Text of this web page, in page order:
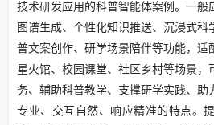
技术研发应用的科普智能体案例。一般
图谱生成、个性化知识推送、沉浸式
普文案创作、研学场景陪伴等功能，适
星火馆、校园课堂、社区乡村等场景，
务、辅助科普教学、支撑研学实践、助
专业、交互自然、响应精准的特点。